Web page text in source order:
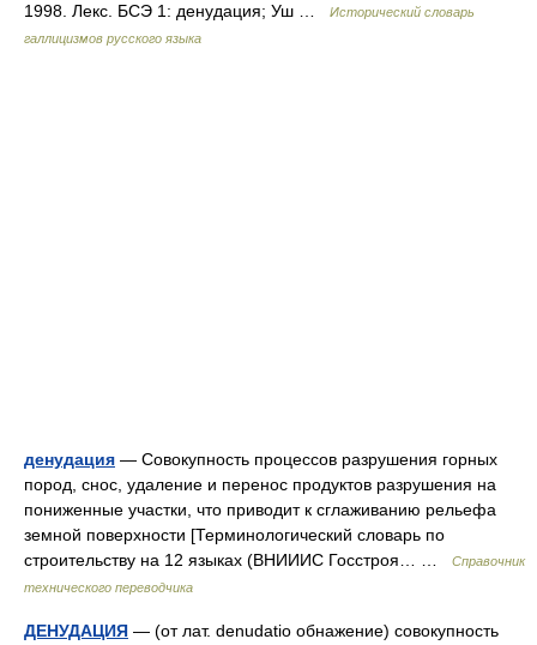
1998. Лекс. БСЭ 1: денудация; Уш …
Исторический словарь
галлицизмов русского языка
денудация — Совокупность процессов разрушения горных
пород, снос, удаление и перенос продуктов разрушения на
пониженные участки, что приводит к сглаживанию рельефа
земной поверхности [Терминологический словарь по
строительству на 12 языках (ВНИИИС Госстроя… …
Справочник
технического переводчика
ДЕНУДАЦИЯ — (от лат. denudatio обнажение) совокупность